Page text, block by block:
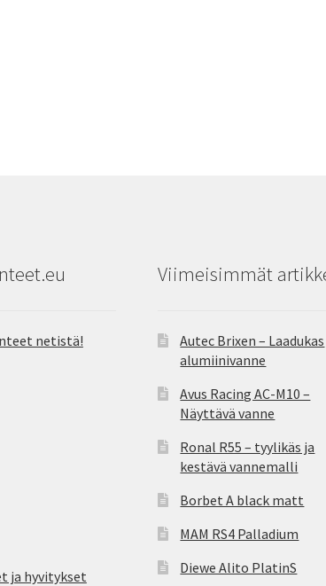
netistä!
ja hyvitykset
Viimeisimmät
Autec Brixen – Laadukas
alumiinivanne
Avus Racing AC-M10 –
Näyttävä vanne
Ronal R55 – tyylikäs ja
kestävä vannemalli
Borbet A black matt
MAM RS4 Palladium
Diewe Alito PlatinS